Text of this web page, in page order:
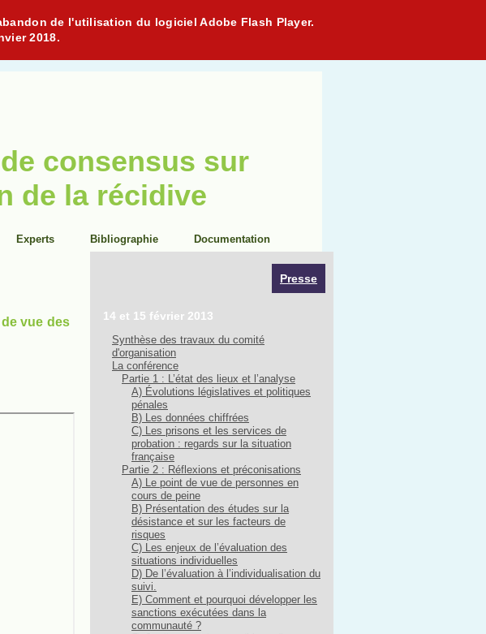
de l'utilisation du logiciel Adobe Flash Player.
2018.
consensus sur
de la récidive
Experts Bibliographie Documentation
vue des
Presse
14 et 15 février 2013
Synthèse des travaux du comité
d'organisation
La conférence
Partie 1 : L’état des lieux et l’analyse
A) Évolutions législatives et politiques
pénales
B) Les données chiffrées
C) Les prisons et les services de
probation : regards sur la situation
française
Partie 2 : Réflexions et préconisations
A) Le point de vue de personnes en
cours de peine
B) Présentation des études sur la
désistance et sur les facteurs de
risques
C) Les enjeux de l’évaluation des
situations individuelles
D) De l’évaluation à l’individualisation du
suivi.
E) Comment et pourquoi développer les
sanctions exécutées dans la
communauté ?